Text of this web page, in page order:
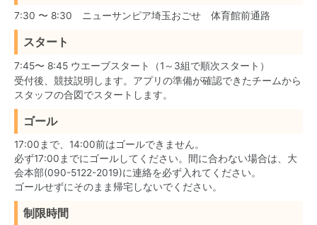
7:30 〜 8:30 ニューサンピア埼玉おごせ 体育館前通路
スタート
7:45〜 8:45 ウエーブスタート（1～3組で順次スタート）
受付後、競技説明します。アプリの準備が確認できたチームから
スタッフの合図でスタートします。
ゴール
17:00まで、14:00前はゴールできません。
必ず17:00までにゴールしてください。間に合わない場合は、大
会本部(090-5122-2019)に連絡を必ず入れてください。
ゴールせずにそのまま帰宅しないでください。
制限時間